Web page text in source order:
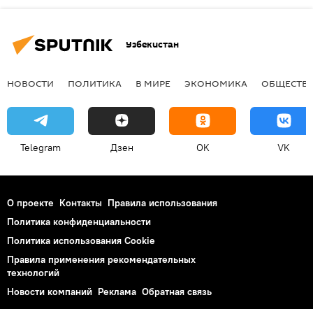
Узбекистан
НОВОСТИ ПОЛИТИКА В МИРЕ ЭКОНОМИКА
Telegram Дзен OK VK
О проекте Контакты Правила использования
Политика конфиденциальности
Политика использования Cookie
Правила применения рекомендательных
технологий
Новости компаний Реклама Обратная связь